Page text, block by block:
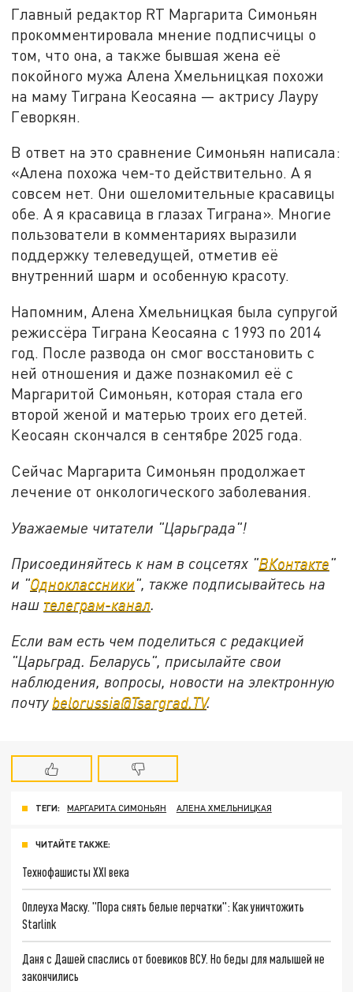
Главный редактор RT Маргарита Симоньян
прокомментировала мнение подписчицы о
том, что она, а также бывшая жена её
покойного мужа Алена Хмельницкая похожи
на маму Тиграна Кеосаяна — актрису Лауру
Геворкян.
В ответ на это сравнение Симоньян написала:
«Алена похожа чем-то действительно. А я
совсем нет. Они ошеломительные красавицы
обе. А я красавица в глазах Тиграна». Многие
пользователи в комментариях выразили
поддержку телеведущей, отметив её
внутренний шарм и особенную красоту.
Напомним, Алена Хмельницкая была супругой
режиссёра Тиграна Кеосаяна с 1993 по 2014
год. После развода он смог восстановить с
ней отношения и даже познакомил её с
Маргаритой Симоньян, которая стала его
второй женой и матерью троих его детей.
Кеосаян скончался в сентябре 2025 года.
Сейчас Маргарита Симоньян продолжает
лечение от онкологического заболевания.
Уважаемые читатели "Царьграда"!
Присоединяйтесь к нам в соцсетях "ВКонтакте"
и "Одноклассники", также подписывайтесь на
наш телеграм-канал.
Если вам есть чем поделиться с редакцией
"Царьград. Беларусь", присылайте свои
наблюдения, вопросы, новости на электронную
почту belorussia@Tsargrad.TV.
ТЕГИ: МАРГАРИТА СИМОНЬЯН АЛЕНА ХМЕЛЬНИЦКАЯ
ЧИТАЙТЕ ТАКЖЕ:
Технофашисты XXI века
Оплеуха Маску. "Пора снять белые перчатки": Как уничтожить
Starlink
Даня с Дашей спаслись от боевиков ВСУ. Но беды для малышей не
закончились